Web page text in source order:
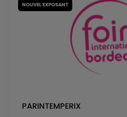
NOUVEL EXPOSANT
PARINTEMPERIX